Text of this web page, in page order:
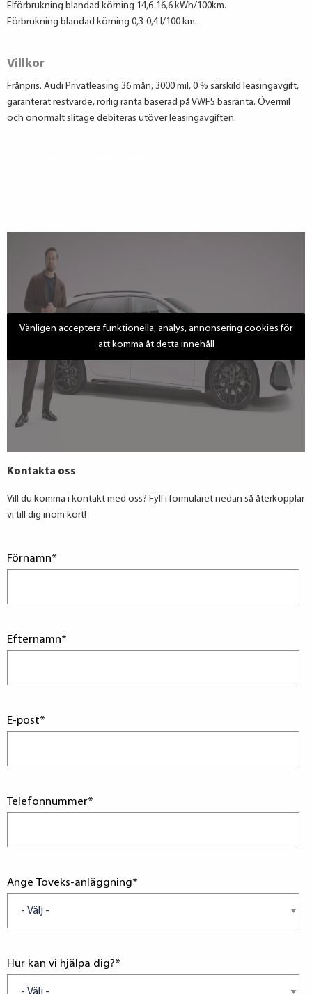
Elförbrukning blandad körning 14,6-16,6 kWh/100km.
Förbrukning blandad körning 0,3-0,4 l/100 km.
Villkor
Frånpris. Audi Privatleasing 36 mån, 3000 mil, 0 % särskild leasingavgift,
garanterat restvärde, rörlig ränta baserad på VWFS basränta. Övermil
och onormalt slitage debiteras utöver leasingavgiften.
Vänligen acceptera funktionella, analys, annonsering cookies för
att komma åt detta innehåll
Kontakta oss
Vill du komma i kontakt med oss? Fyll i formuläret nedan så återkopplar
vi till dig inom kort!
Förnamn*
Efternamn*
E-post*
Telefonnummer*
Ange Toveks-anläggning*
Hur kan vi hjälpa dig?*